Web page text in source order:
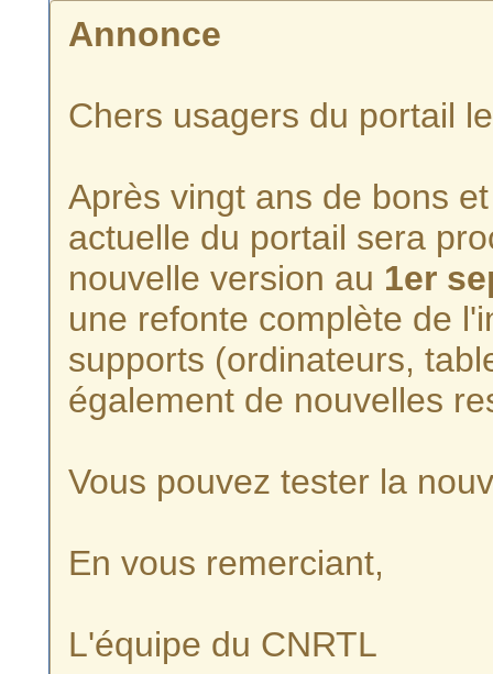
Annonce
Chers usagers du portail
Après vingt ans de bons
actuelle du portail sera
nouvelle version au 1er
une refonte complète de
supports (ordinateurs,
également de nouvelles
Vous pouvez tester la
En vous remerciant,
L'équipe du CNRTL